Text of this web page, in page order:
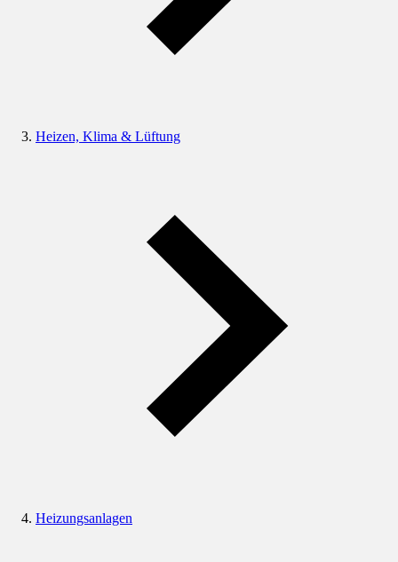
Heizen, Klima & Lüftung
Heizungsanlagen